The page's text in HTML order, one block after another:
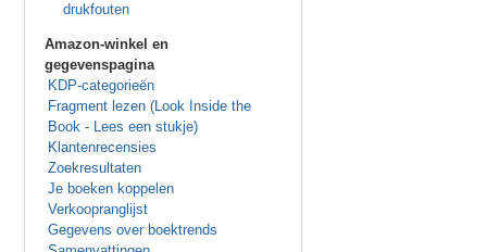
drukfouten
Amazon-winkel en
gegevenspagina
KDP-categorieën
Fragment lezen (Look Inside the
Book - Lees een stukje)
Klantenrecensies
Zoekresultaten
Je boeken koppelen
Verkoopranglijst
Gegevens over boektrends